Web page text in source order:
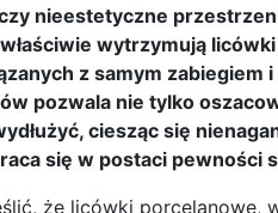
nieestetyczne
wytrzymują
z samym zabiegiem
pozwala nie tylko
ciesząc się
się w postaci pewności
że licówki porcelanowe,